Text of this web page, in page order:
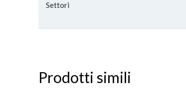
Settori
Prodotti simili